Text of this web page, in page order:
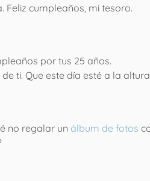
Feliz cumpleaños, mi tesoro.
por tus 25 años.
ti. Que este día esté a la
no regalar un álbum de fotos